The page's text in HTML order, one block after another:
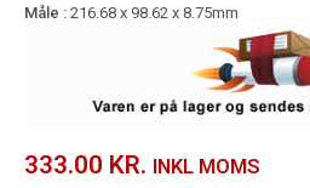
Måle : 216.68 x 98.62 x 8.75mm
333.00 KR. INKL MOMS